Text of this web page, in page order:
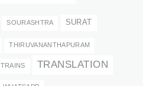
SOURASHTRA SURAT
THIRUVANANTHAPURAM
TRAINS TRANSLATION